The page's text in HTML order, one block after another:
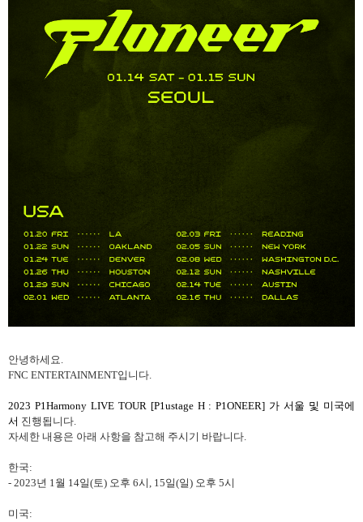
안녕하세요.
FNC ENTERTAINMENT입니다.
2023 P1Harmony LIVE TOUR [P1ustage H : P1ONEER] 가 서울 및 미국에
서 진행됩니다.
자세한 내용은 아래 사항을 참고해 주시기 바랍니다.
한국:
- 2023년 1월 14일(토) 오후 6시, 15일(일) 오후 5시
미국: